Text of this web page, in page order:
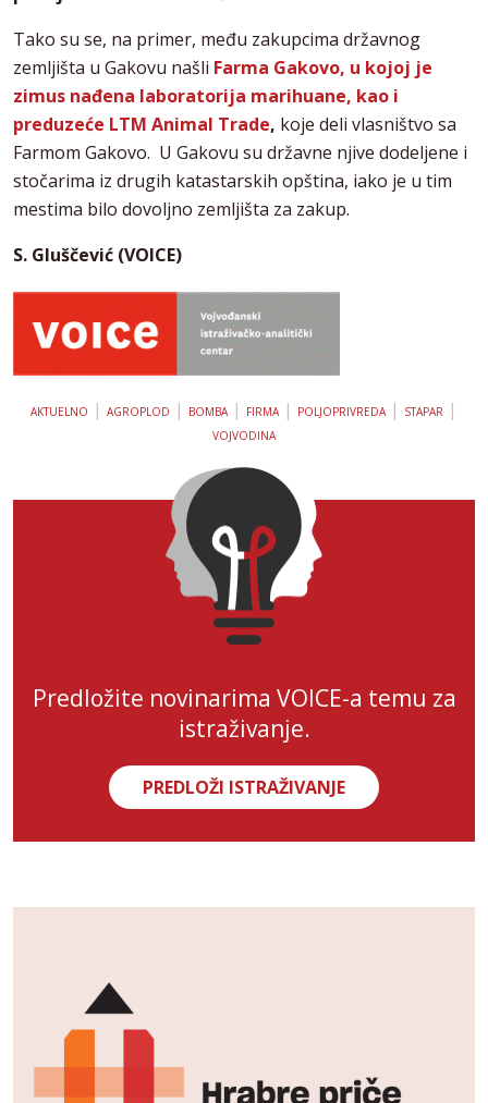
Tako su se, na primer, među zakupcima državnog
zemljišta u Gakovu našli Farma Gakovo, u kojoj je
zimus nađena laboratorija marihuane, kao i
preduzeće LTM Animal Trade, koje deli vlasništvo sa
Farmom Gakovo. U Gakovu su državne njive dodeljene i
stočarima iz drugih katastarskih opština, iako je u tim
mestima bilo dovoljno zemljišta za zakup.
S. Gluščević (VOICE)
AKTUELNO | AGROPLOD | BOMBA| FIRMA| POLJOPRIVREDA| STAPAR |
VOJVODINA
Predložite novinarima VOICE-a temu za
istraživanje.
PREDLOŽI ISTRAŽIVANJE